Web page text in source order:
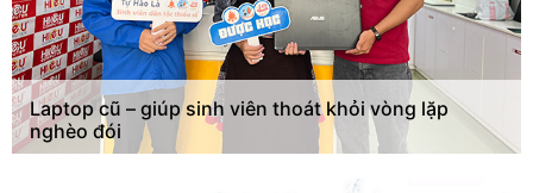
Laptop cũ – giúp sinh viên thoát khỏi vòng lặp
nghèo đói